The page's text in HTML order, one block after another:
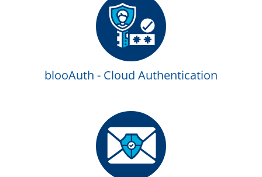
blooAuth - Cloud Authentication